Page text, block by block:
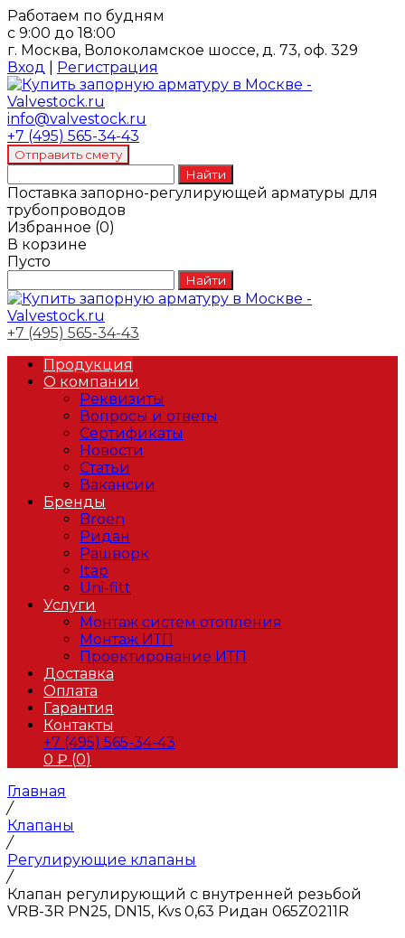
Работаем по будням
с 9:00 до 18:00
г. Москва, Волоколамское шоссе, д. 73, оф. 329
Вход
Регистрация
info@valvestock.ru
+7 (495) 565-34-43
Поставка запорно-регулирующей арматуры для
трубопроводов
Избранное (0)
В корзине
Пусто
+7 (495) 565-34-43
Продукция
О компании
Реквизиты
Вопросы и ответы
Сертификаты
Новости
Статьи
Вакансии
Бренды
Broen
Ридан
Рашворк
Itap
Uni-fitt
Услуги
Монтаж систем отопления
Монтаж ИТП
Проектирование ИТП
Доставка
Оплата
Гарантия
Контакты
+7 (495) 565-34-43
0 ₽ (0)
Главная
/
Клапаны
/
Регулирующие клапаны
/
Клапан регулирующий с внутренней резьбой
VRB-3R PN25, DN15, Kvs 0,63 Ридан 065Z0211R